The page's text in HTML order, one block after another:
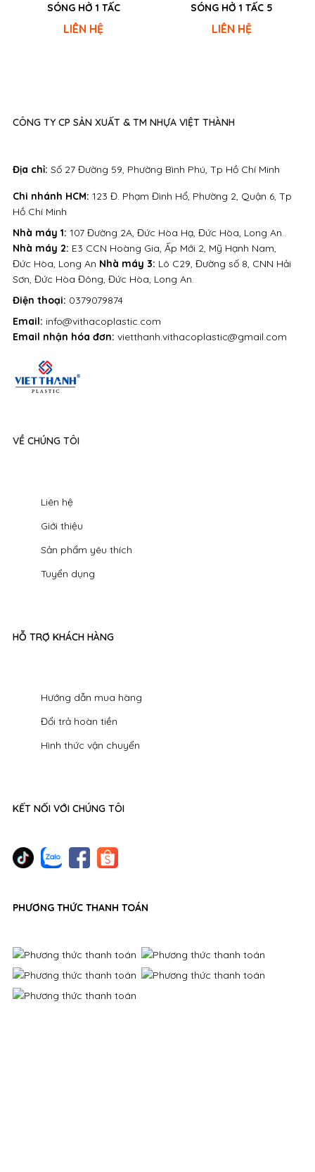
SÓNG HỞ 1 TẤC
LIÊN HỆ
SÓNG HỞ 1 TẤC 5
LIÊN HỆ
VỀ CHÚNG TÔI
Liên hệ
Giới thiệu
Sản phẩm yêu thích
Tuyển dụng
HỖ TRỢ KHÁCH HÀNG
Hướng dẫn mua hàng
Đổi trả hoàn tiền
Hình thức vận chuyển
KẾT NỐI VỚI CHÚNG TÔI
PHƯƠNG THỨC THANH TOÁN
Địa chỉ: Số 27 Đường 59, Phường Bình Phú, Tp Hồ Chí Minh
Điện thoại: 0379079874
Email: info@vithacoplastic.com
Email nhận hóa đơn: vietthanh.vithacoplastic@gmail.com
CÔNG TY CP SẢN XUẤT & TM NHỰA VIỆT THÀNH
Nhà máy 1: 107 Đường 2A, Đức Hòa Hạ, Đức Hòa, Long An..
Nhà máy 2: E3 CCN Hoàng Gia, Ấp Mới 2, Mỹ Hạnh Nam,
Đức Hòa, Long An Nhà máy 3: Lô C29, Đường số 8, CNN Hải
Sơn, Đức Hòa Đông, Đức Hòa, Long An.
Chi nhánh HCM: 123 Đ. Phạm Đình Hổ, Phường 2, Quận 6, Tp
Hồ Chí Minh